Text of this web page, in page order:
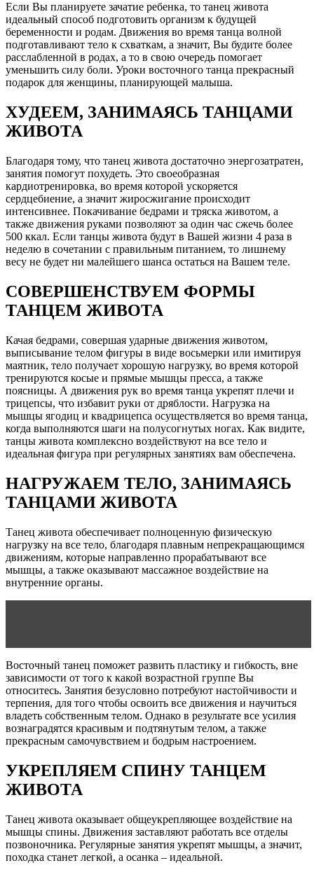
Если Вы планируете зачатие ребенка, то танец живота
идеальный способ подготовить организм к будущей
беременности и родам. Движения во время танца волной
подготавливают тело к схваткам, а значит, Вы будите более
расслабленной в родах, а то в свою очередь помогает
уменьшить силу боли. Уроки восточного танца прекрасный
подарок для женщины, планирующей малыша.
ХУДЕЕМ, ЗАНИМАЯСЬ ТАНЦАМИ
ЖИВОТА
Благодаря тому, что танец живота достаточно энергозатратен,
занятия помогут похудеть. Это своеобразная
кардиотренировка, во время которой ускоряется
сердцебиение, а значит жиросжигание происходит
интенсивнее. Покачивание бедрами и тряска животом, а
также движения руками позволяют за один час сжечь более
500 ккал. Если танцы живота будут в Вашей жизни 4 раза в
неделю в сочетании с правильным питанием, то лишнему
весу не будет ни малейшего шанса остаться на Вашем теле.
СОВЕРШЕНСТВУЕМ ФОРМЫ
ТАНЦЕМ ЖИВОТА
Качая бедрами, совершая ударные движения животом,
выписывание телом фигуры в виде восьмерки или имитируя
маятник, тело получает хорошую нагрузку, во время которой
тренируются косые и прямые мышцы пресса, а также
поясницы. А движения рук во время танца укрепят плечи и
трицепсы, что избавит руки от дряблости. Нагрузка на
мышцы ягодиц и квадрицепса осуществляется во время танца,
когда выполняются шаги на полусогнутых ногах. Как видите,
танцы живота комплексно воздействуют на все тело и
идеальная фигура при регулярных занятиях вам обеспечена.
НАГРУЖАЕМ ТЕЛО, ЗАНИМАЯСЬ
ТАНЦАМИ ЖИВОТА
Танец живота обеспечивает полноценную физическую
нагрузку на все тело, благодаря плавным непрекращающимся
движениям, которые направленно прорабатывают все
мышцы, а также оказывают массажное воздействие на
внутренние органы.
Восточный танец поможет развить пластику и гибкость, вне
зависимости от того к какой возрастной группе Вы
относитесь. Занятия безусловно потребуют настойчивости и
терпения, для того чтобы освоить все движения и научиться
владеть собственным телом. Однако в результате все усилия
вознаградятся красивым и подтянутым телом, а также
прекрасным самочувствием и бодрым настроением.
УКРЕПЛЯЕМ СПИНУ ТАНЦЕМ
ЖИВОТА
Танец живота оказывает общеукрепляющее воздействие на
мышцы спины. Движения заставляют работать все отделы
позвоночника. Регулярные занятия укрепят мышцы, а значит,
походка станет легкой, а осанка – идеальной.